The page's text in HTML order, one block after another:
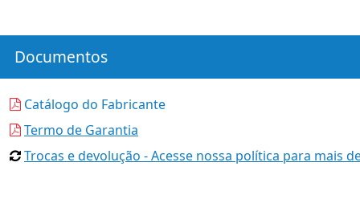
Documentos
Catálogo do Fabricante
Termo de Garantia
Trocas e devolução - Acesse nossa política para mais